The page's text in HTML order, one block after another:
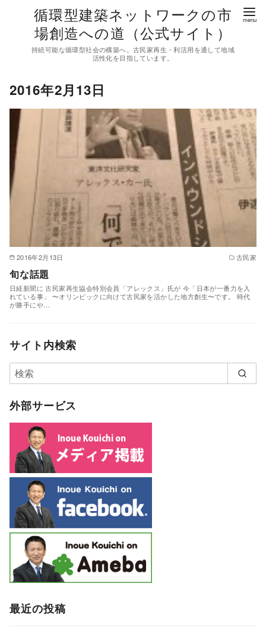
循環型建築ネットワークの市
場創造への道（公式サイト）
持続可能な循環型社会の構築へ。古民家再生・利活用を通して地域
活性化を目指しています。
2016年2月13日
2016年2月13日 古民家
旬な話題
日経新聞に 古民家再生協会特別会員「アレックス」氏が 今「日本が一番力を入
れている事」 〜オリンピックに向けて古民家を活かした地方創生〜です。 時代
が勝手にや…
サイト内検索
外部サービス
最近の投稿